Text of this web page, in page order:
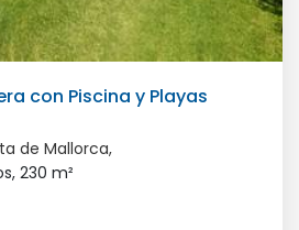
con Piscina y Playas
de Mallorca,
230 m²